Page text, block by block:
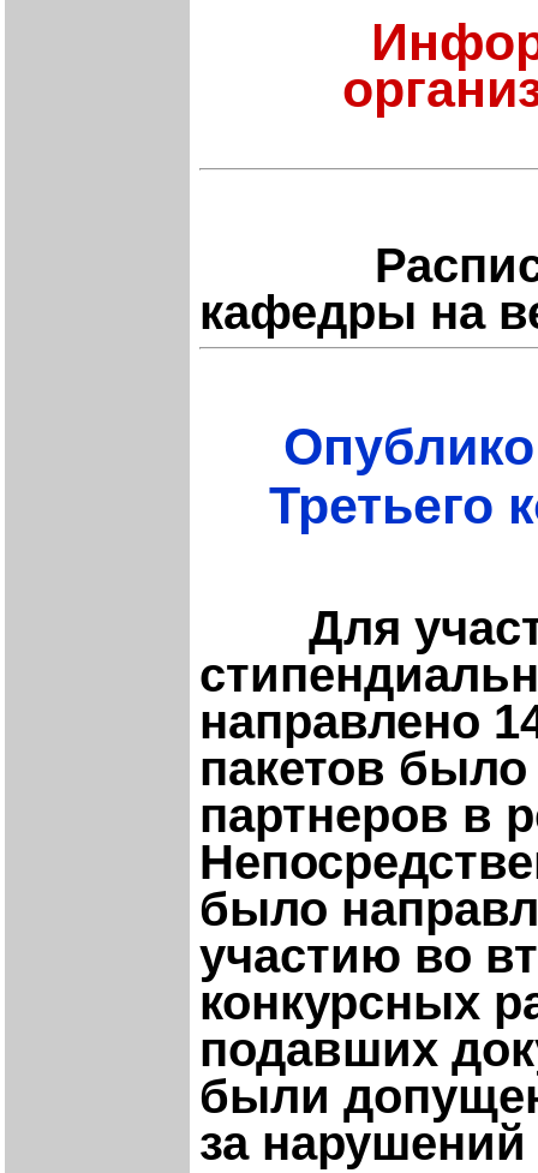
кафедры на
Третьего
Для
направлено
пакетов
партнеров в
было
участию во
конкурсных
подавших
были
за